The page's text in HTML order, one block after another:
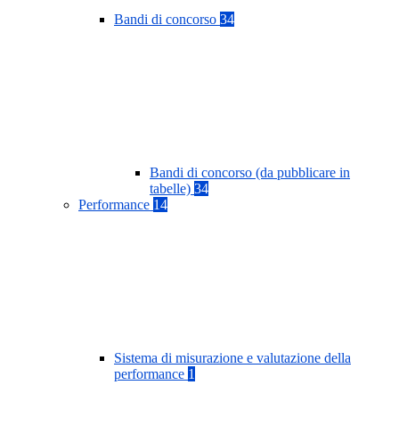
Bandi di concorso 34
Bandi di concorso (da pubblicare in
tabelle) 34
Performance 14
Sistema di misurazione e valutazione della
performance 1